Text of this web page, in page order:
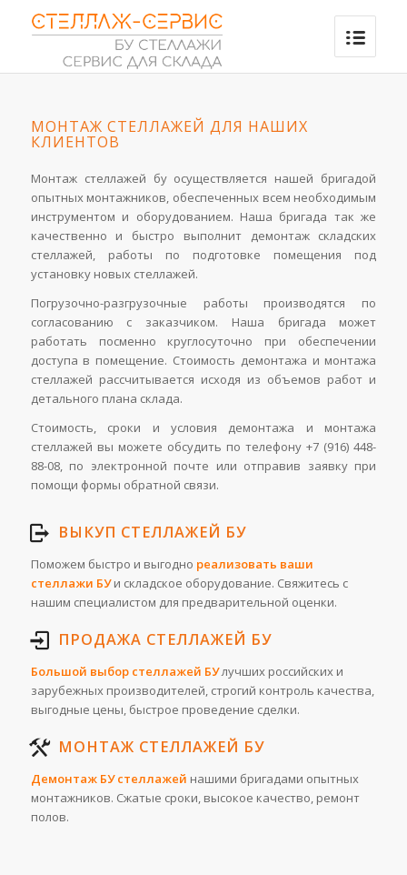
МОНТАЖ СТЕЛЛАЖЕЙ ДЛЯ НАШИХ
КЛИЕНТОВ
Монтаж стеллажей бу осуществляется нашей бригадой
опытных монтажников, обеспеченных всем необходимым
инструментом и оборудованием. Наша бригада так же
качественно и быстро выполнит демонтаж складских
стеллажей, работы по подготовке помещения под
установку новых стеллажей.
Погрузочно-разгрузочные работы производятся по
согласованию с заказчиком. Наша бригада может
работать посменно круглосуточно при обеспечении
доступа в помещение. Стоимость демонтажа и монтажа
стеллажей рассчитывается исходя из объемов работ и
детального плана склада.
Стоимость, сроки и условия демонтажа и монтажа
стеллажей вы можете обсудить по телефону +7 (916) 448-
88-08, по электронной почте или отправив заявку при
помощи формы обратной связи.
ВЫКУП СТЕЛЛАЖЕЙ БУ
Поможем быстро и выгодно реализовать ваши
стеллажи БУи складское оборудование. Свяжитесь с
нашим специалистом для предварительной оценки.
ПРОДАЖА СТЕЛЛАЖЕЙ БУ
Большой выбор стеллажей БУлучших российских и
зарубежных производителей, строгий контроль качества,
выгодные цены, быстрое проведение сделки.
МОНТАЖ СТЕЛЛАЖЕЙ БУ
Демонтаж БУ стеллажей нашими бригадами опытных
монтажников. Сжатые сроки, высокое качество, ремонт
полов.